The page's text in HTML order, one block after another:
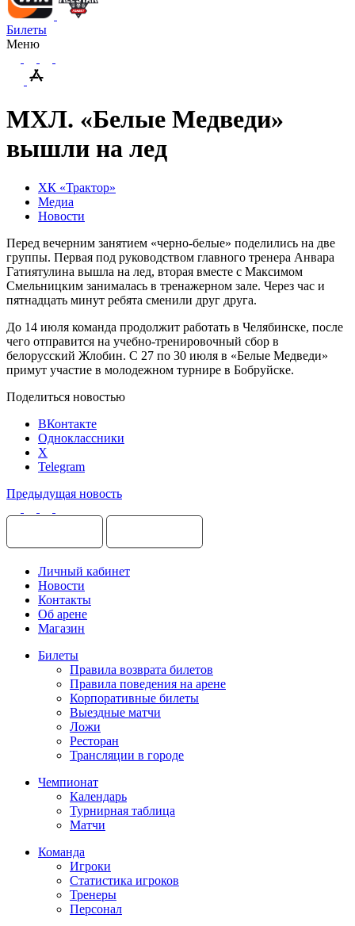
Билеты
Меню
МХЛ. «Белые Медведи»
вышли на лед
ХК «Трактор»
Медиа
Новости
Перед вечерним занятием «черно-белые» поделились на две
группы. Первая под руководством главного тренера Анвара
Гатиятулина вышла на лед, вторая вместе с Максимом
Смельницким занималась в тренажерном зале. Через час и
пятнадцать минут ребята сменили друг друга.
До 14 июля команда продолжит работать в Челябинске, после
чего отправится на учебно-тренировочный сбор в
белорусский Жлобин. С 27 по 30 июля в «Белые Медведи»
примут участие в молодежном турнире в Бобруйске.
Поделиться новостью
ВКонтакте
Одноклассники
X
Telegram
Предыдущая новость
Личный кабинет
Новости
Контакты
Об арене
Магазин
Билеты
Правила возврата билетов
Правила поведения на арене
Корпоративные билеты
Выездные матчи
Ложи
Ресторан
Трансляции в городе
Чемпионат
Календарь
Турнирная таблица
Матчи
Команда
Игроки
Статистика игроков
Тренеры
Персонал